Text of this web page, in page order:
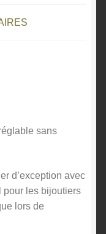
sans
d’exception avec
pour les bijoutiers
lors de